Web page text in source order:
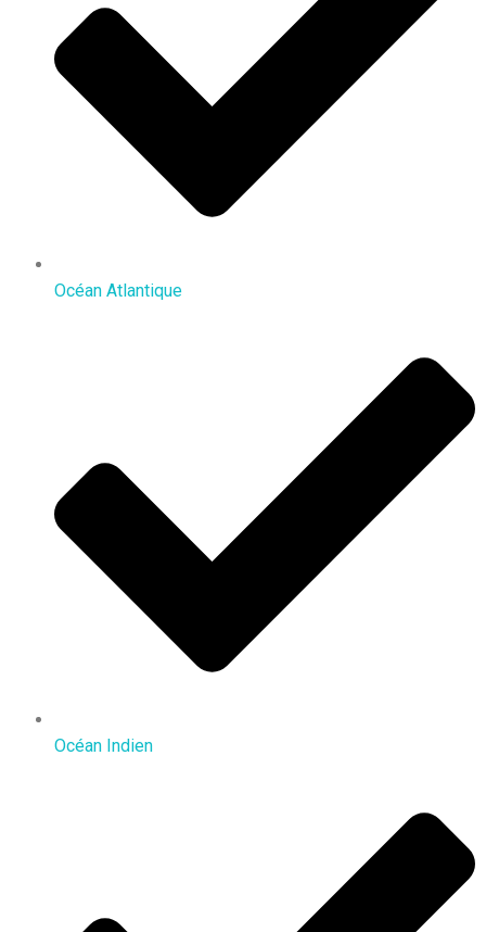
Océan Atlantique
Océan Indien